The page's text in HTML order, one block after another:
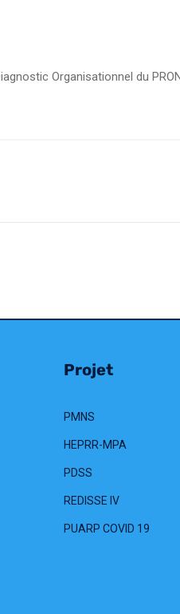
Organisationnel du
Projet
PMNS
HEPRR-MPA
PDSS
REDISSE IV
PUARP COVID 19